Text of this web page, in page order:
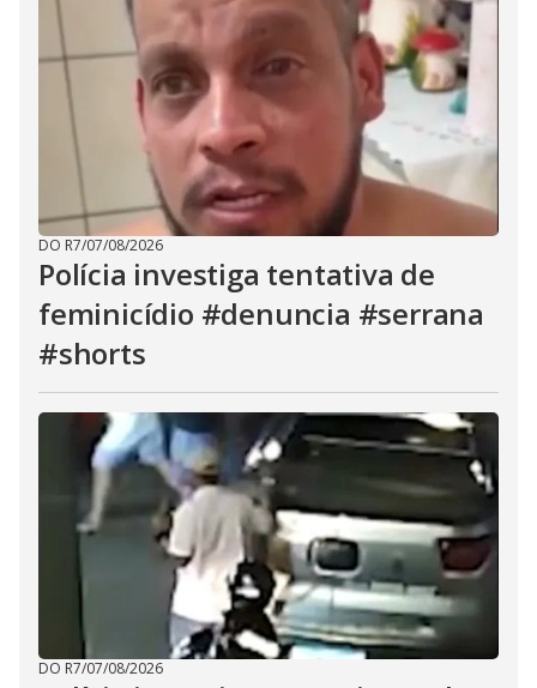
DO R7/07/08/2026
Polícia investiga tentativa de
feminicídio #denuncia #serrana
#shorts
DO R7/07/08/2026